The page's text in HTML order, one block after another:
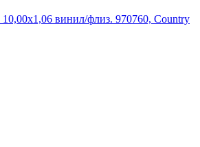
винил/флиз. 970760, Country